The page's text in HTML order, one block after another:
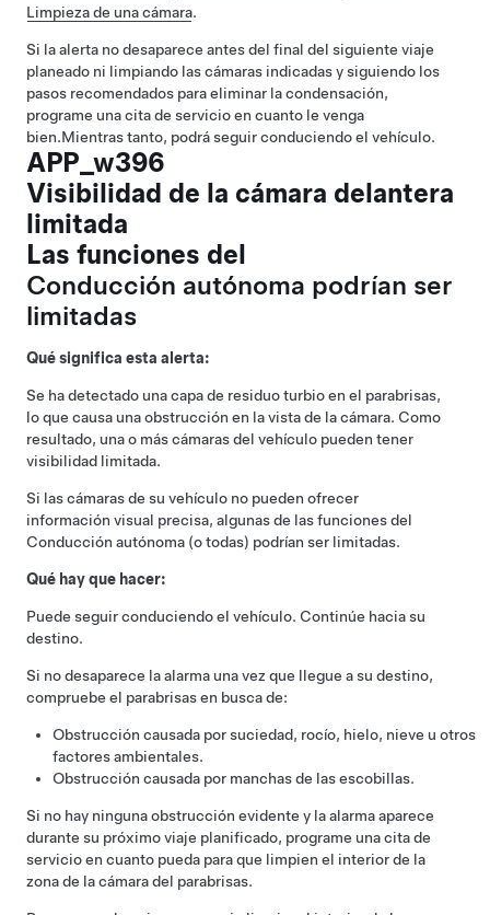
Limpieza de una cámara.
Si la alerta no desaparece antes del final del siguiente viaje
planeado ni limpiando las cámaras indicadas y siguiendo los
pasos recomendados para eliminar la condensación,
programe una cita de servicio en cuanto le venga
bien.Mientras tanto, podrá seguir conduciendo el vehículo.
APP_w396
Visibilidad de la cámara delantera
limitada
Las funciones del
Conducción autónoma podrían ser
limitadas
Qué significa esta alerta:
Se ha detectado una capa de residuo turbio en el parabrisas,
lo que causa una obstrucción en la vista de la cámara. Como
resultado, una o más cámaras del vehículo pueden tener
visibilidad limitada.
Si las cámaras de su vehículo no pueden ofrecer
información visual precisa, algunas de las funciones del
Conducción autónoma (o todas) podrían ser limitadas.
Qué hay que hacer:
Puede seguir conduciendo el vehículo. Continúe hacia su
destino.
Si no desaparece la alarma una vez que llegue a su destino,
compruebe el parabrisas en busca de:
Obstrucción causada por suciedad, rocío, hielo, nieve u otros
factores ambientales.
Obstrucción causada por manchas de las escobillas.
Si no hay ninguna obstrucción evidente y la alarma aparece
durante su próximo viaje planificado, programe una cita de
servicio en cuanto pueda para que limpien el interior de la
zona de la cámara del parabrisas.